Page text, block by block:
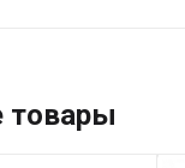
товары